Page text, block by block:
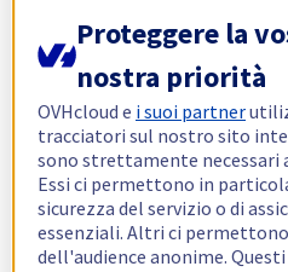
Proteggere la
nostra priorità
OVHcloud e i suoi partner
tracciatori sul nostro sito
sono strettamente necessari
Essi ci permettono in
sicurezza del servizio o di
essenziali. Altri ci
dell'audience anonime.